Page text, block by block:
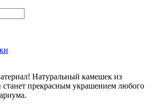
Натуральный камешек из
станет прекрасным украшением любого